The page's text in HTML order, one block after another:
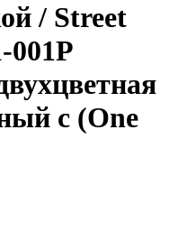
/ Street
001P
с (One